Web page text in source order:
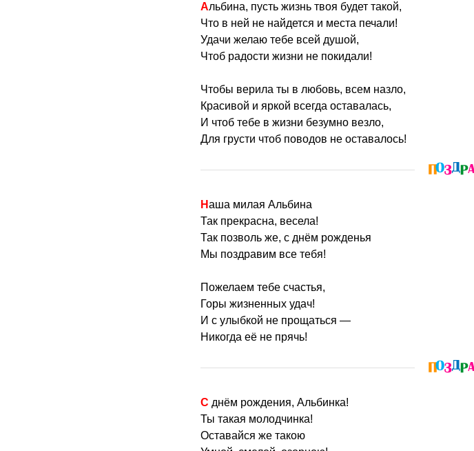
Альбина, пусть жизнь твоя будет такой,
Что в ней не найдется и места печали!
Удачи желаю тебе всей душой,
Чтоб радости жизни не покидали!
Чтобы верила ты в любовь, всем назло,
Красивой и яркой всегда оставалась,
И чтоб тебе в жизни безумно везло,
Для грусти чтоб поводов не оставалось!
Наша милая Альбина
Так прекрасна, весела!
Так позволь же, с днём рожденья
Мы поздравим все тебя!
Пожелаем тебе счастья,
Горы жизненных удач!
И с улыбкой не прощаться —
Никогда её не прячь!
С днём рождения, Альбинка!
Ты такая молодчинка!
Оставайся же такою